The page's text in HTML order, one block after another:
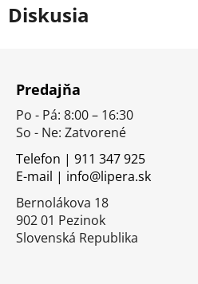
Diskusia
Predajňa
Po - Pá: 8:00 – 16:30
So - Ne: Zatvorené
Telefon | 911 347 925
E-mail | info@lipera.sk
Bernolákova 18
902 01 Pezinok
Slovenská Republika